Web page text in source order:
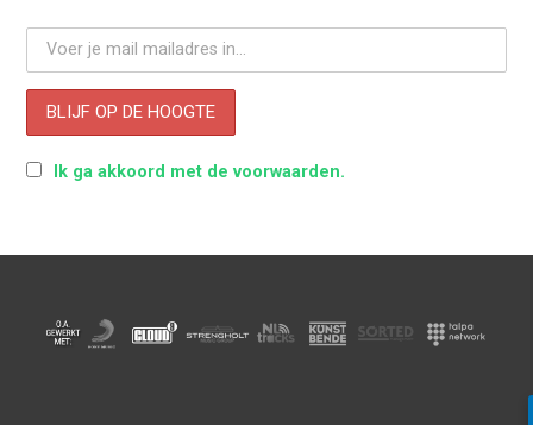
Ik ga akkoord met de voorwaarden.